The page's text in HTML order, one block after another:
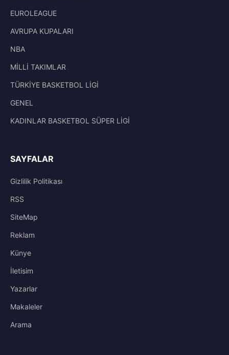
EUROLEAGUE
AVRUPA KUPALARI
NBA
MİLLİ TAKIMLAR
TÜRKİYE BASKETBOL LİGİ
GENEL
KADINLAR BASKETBOL SÜPER LİGİ
SAYFALAR
Gizlilik Politikası
RSS
SiteMap
Reklam
Künye
İletisim
Yazarlar
Makaleler
Arama